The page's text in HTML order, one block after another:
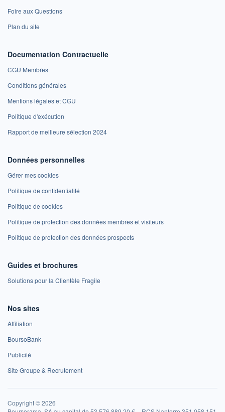
Foire aux Questions
Plan du site
Documentation Contractuelle
CGU Membres
Conditions générales
Mentions légales et CGU
Politique d'exécution
Rapport de meilleure sélection 2024
Données personnelles
Gérer mes cookies
Politique de confidentialité
Politique de cookies
Politique de protection des données membres et visiteurs
Politique de protection des données prospects
Guides et brochures
Solutions pour la Clientèle Fragile
Nos sites
Affiliation
BoursoBank
Publicité
Site Groupe & Recrutement
Copyright © 2026